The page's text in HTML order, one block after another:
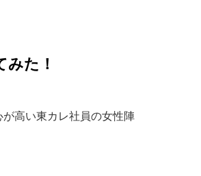
た！
高い東カレ社員の女性陣